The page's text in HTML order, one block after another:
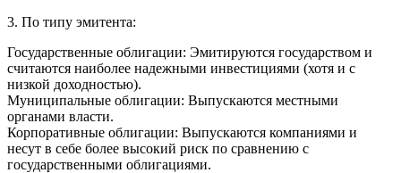
3. По типу эмитента:
Государственные облигации: Эмитируются государством и
считаются наиболее надежными инвестициями (хотя и с
низкой доходностью).
Муниципальные облигации: Выпускаются местными
органами власти.
Корпоративные облигации: Выпускаются компаниями и
несут в себе более высокий риск по сравнению с
государственными облигациями.